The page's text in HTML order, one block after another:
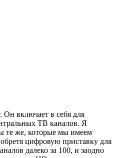
включает в себя для
ТВ каналов. Я
те же, которые мы имеем
цифровую приставку для
далеко за 100, и заодно